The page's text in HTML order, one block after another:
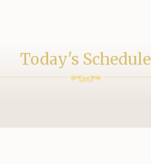
Today's Schedule